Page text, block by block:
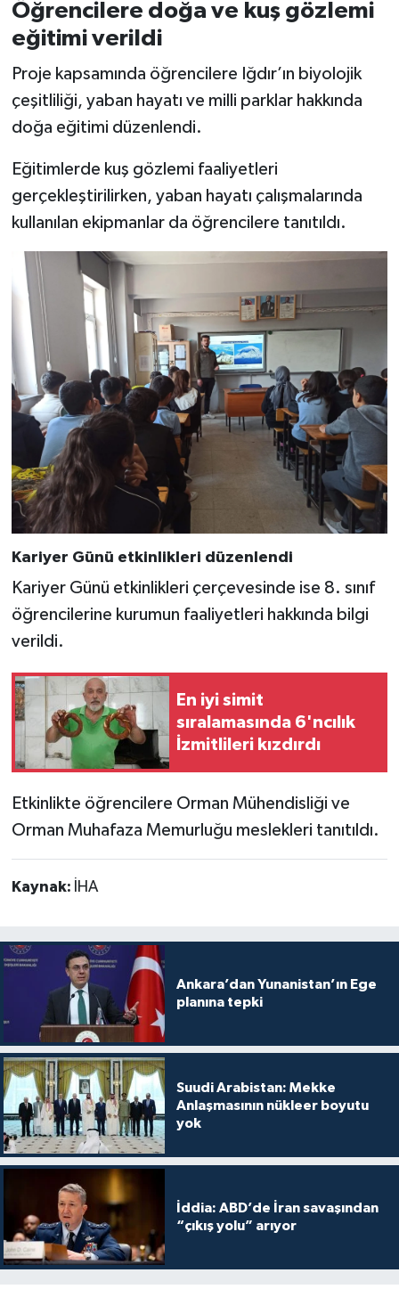
Öğrencilere doğa ve kuş gözlemi
eğitimi verildi
Proje kapsamında öğrencilere Iğdır’ın biyolojik
çeşitliliği, yaban hayatı ve milli parklar hakkında
doğa eğitimi düzenlendi.
Eğitimlerde kuş gözlemi faaliyetleri
gerçekleştirilirken, yaban hayatı çalışmalarında
kullanılan ekipmanlar da öğrencilere tanıtıldı.
Kariyer Günü etkinlikleri düzenlendi
Kariyer Günü etkinlikleri çerçevesinde ise 8. sınıf
öğrencilerine kurumun faaliyetleri hakkında bilgi
verildi.
En iyi simit
sıralamasında 6'ncılık
İzmitlileri kızdırdı
Etkinlikte öğrencilere Orman Mühendisliği ve
Orman Muhafaza Memurluğu meslekleri tanıtıldı.
Kaynak: İHA
Ankara’dan Yunanistan’ın Ege
planına tepki
Suudi Arabistan: Mekke
Anlaşmasının nükleer boyutu
yok
İddia: ABD’de İran savaşından
“çıkış yolu” arıyor